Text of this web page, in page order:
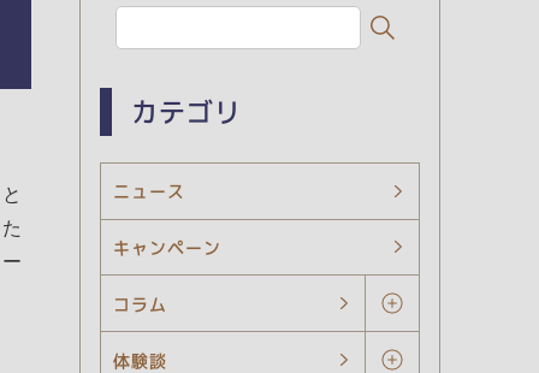
カテゴリ
ニュース
キャンペーン
コラム
体験談